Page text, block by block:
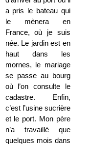
a pris le bateau qui
le mènera en
France, où je suis
née. Le jardin est en
haut dans les
mornes, le mariage
se passe au bourg
où l’on consulte le
cadastre. Enfin,
c’est l’usine sucrière
et le port. Mon père
n’a travaillé que
quelques mois dans